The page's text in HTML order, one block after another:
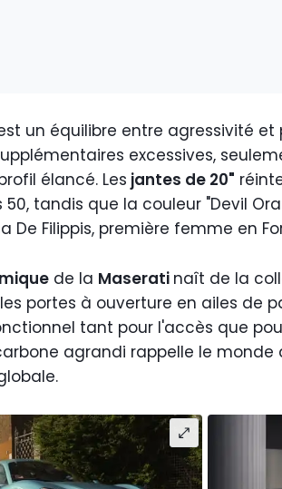
un équilibre entre agressivité
excessives,
élancé. Les jantes de 20"
50, tandis que la couleur "Devil
De Filippis, première femme en
de la Maserati naît de la
portes à ouverture en ailes de
tant pour l'accès que
agrandi rappelle le monde